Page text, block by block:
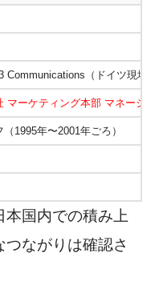
Communications（ドイツ現
マーケティング本部 マネージ
1995年〜2001年ごろ）
国内での積み上
ながりは確認さ